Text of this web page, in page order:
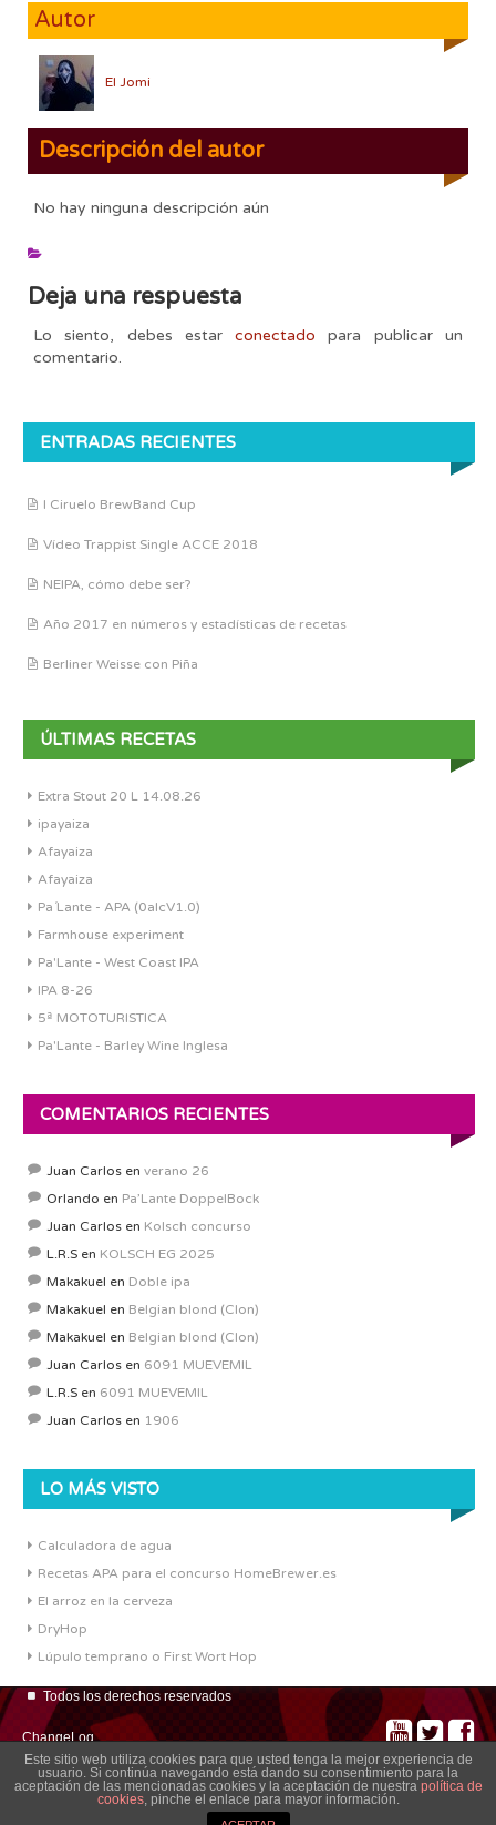
Autor
El Jomi
Descripción del autor
No hay ninguna descripción aún
Deja una respuesta
Lo siento, debes estarconectado para publicar un
comentario.
ENTRADAS RECIENTES
I Ciruelo BrewBand Cup
Vídeo Trappist Single ACCE 2018
NEIPA, cómo debe ser?
Año 2017 en números y estadísticas de recetas
Berliner Weisse con Piña
ÚLTIMAS RECETAS
Extra Stout 20 L 14.08.26
ipayaiza
Afayaiza
Afayaiza
Pa´Lante - APA (0alcV1.0)
Farmhouse experiment
Pa'Lante - West Coast IPA
IPA 8-26
5ª MOTOTURISTICA
Pa'Lante - Barley Wine Inglesa
COMENTARIOS RECIENTES
Juan Carlos en verano 26
Orlando en Pa’Lante DoppelBock
Juan Carlos en Kolsch concurso
L.R.S en KOLSCH EG 2025
Makakuel en Doble ipa
Makakuel en Belgian blond (Clon)
Makakuel en Belgian blond (Clon)
Juan Carlos en 6091 MUEVEMIL
L.R.S en 6091 MUEVEMIL
Juan Carlos en 1906
LO MÁS VISTO
Calculadora de agua
Recetas APA para el concurso HomeBrewer.es
El arroz en la cerveza
DryHop
Lúpulo temprano o First Wort Hop
Todos los derechos reservados
ChangeLog
Este sitio web utiliza cookies para que usted tenga la mejor experiencia de
usuario. Si continúa navegando está dando su consentimiento para la
aceptación de las mencionadas cookies y la aceptación de nuestra política de
cookies, pinche el enlace para mayor información.